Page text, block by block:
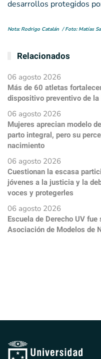
desarrollos protegidos
Nota: Rodrigo Catalán / Foto: Matías
Relacionados
06 agosto 2026
Más de 60 atletas
dispositivo preventivo de
06 agosto 2026
Mujeres aprecian modelo
parto integral, pero su
nacimiento
06 agosto 2026
Cuestionan la escasa
jóvenes a la justicia y la
voces y protegerles
06 agosto 2026
Escuela de Derecho UV
Asociación de Modelos de